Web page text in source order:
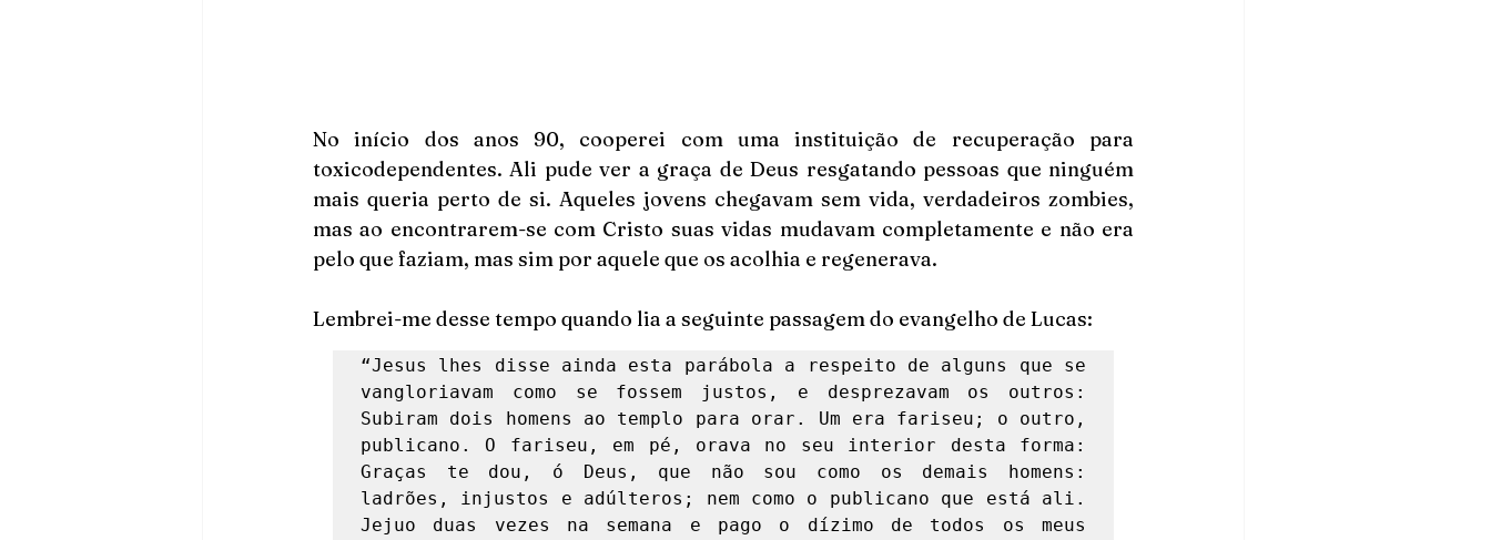
No início dos anos 90, cooperei com uma instituição de recuperação para
toxicodependentes. Ali pude ver a graça de Deus resgatando pessoas que ninguém
mais queria perto de si. Aqueles jovens chegavam sem vida, verdadeiros zombies,
mas ao encontrarem-se com Cristo suas vidas mudavam completamente e não era
pelo que faziam, mas sim por aquele que os acolhia e regenerava.
Lembrei-me desse tempo quando lia a seguinte passagem do evangelho de Lucas:
“Jesus lhes disse ainda esta parábola a respeito de alguns que se
vangloriavam como se fossem justos, e desprezavam os outros:
Subiram dois homens ao templo para orar. Um era fariseu; o outro,
publicano. O fariseu, em pé, orava no seu interior desta forma:
Graças te dou, ó Deus, que não sou como os demais homens:
ladrões, injustos e adúlteros; nem como o publicano que está ali.
Jejuo duas vezes na semana e pago o dízimo de todos os meus